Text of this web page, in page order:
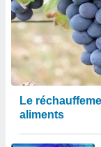
Le
aliments